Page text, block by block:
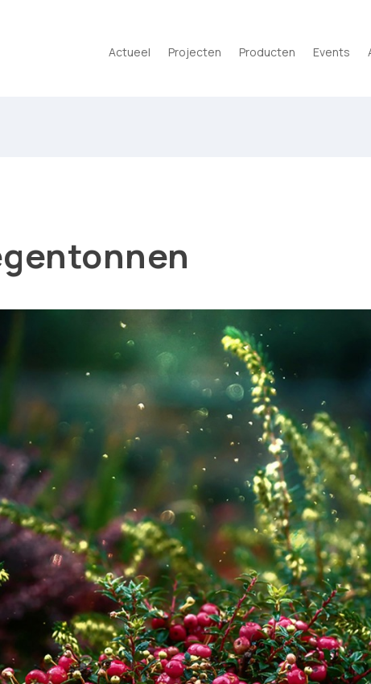
Actueel Projecten Producten Events